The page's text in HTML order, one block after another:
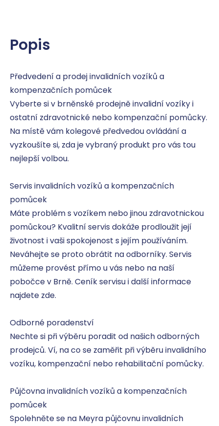
Popis
Předvedení a prodej invalidních vozíků a
kompenzačních pomůcek
Vyberte si v brněnské prodejně invalidní vozíky i
ostatní zdravotnické nebo kompenzační pomůcky.
Na místě vám kolegové předvedou ovládání a
vyzkoušíte si, zda je vybraný produkt pro vás tou
nejlepší volbou.
Servis invalidních vozíků a kompenzačních
pomůcek
Máte problém s vozíkem nebo jinou zdravotnickou
pomůckou? Kvalitní servis dokáže prodloužit její
životnost i vaši spokojenost s jejím používáním.
Neváhejte se proto obrátit na odborníky. Servis
můžeme provést přímo u vás nebo na naší
pobočce v Brně. Ceník servisu i další informace
najdete zde.
Odborné poradenství
Nechte si při výběru poradit od našich odborných
prodejců. Ví, na co se zaměřit při výběru invalidního
vozíku, kompenzační nebo rehabilitační pomůcky.
Půjčovna invalidních vozíků a kompenzačních
pomůcek
Spolehněte se na Meyra půjčovnu invalidních